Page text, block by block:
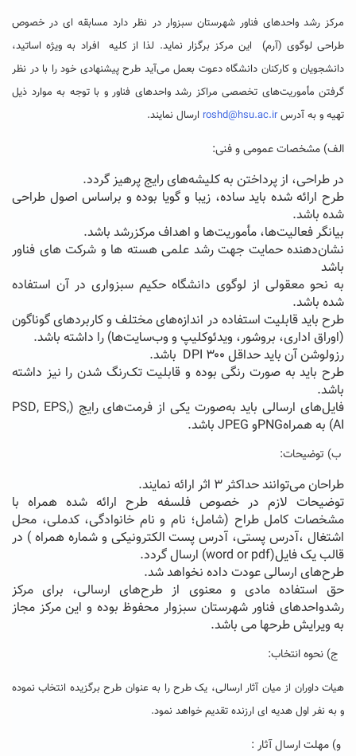
مرکز رشد واحدهای فناور شهرستان سبزوار در نظر دارد مسابقه ای در خصوص
طراحی لوگوی (آرم) این مرکز برگزار نماید. لذا از کلیه افراد به ویژه اساتید،
دانشجویان و کارکنان دانشگاه دعوت بعمل می‌آید طرح پیشنهادی خود را با در نظر
گرفتن مأموریت‌های تخصصی مراکز رشد واحدهای فناور و با توجه به موارد ذیل
تهیه و به آدرسroshd@hsu.ac.ir ارسال نمایند.
الف) مشخصات عمومی و فنی:
در طراحی، از پرداختن به کلیشه‌های رایج پرهیز گردد.
طرح ارائه شده باید ساده، زیبا و گویا بوده و براساس اصول طراحی
شده باشد.
بیانگر فعالیت‌ها، مأموریت‌ها و اهداف مرکزرشد باشد.
نشان‌دهنده حمایت جهت رشد علمی هسته ها و شرکت های فناور
باشد
به نحو معقولی از لوگوی دانشگاه حکیم سبزواری در آن استفاده
شده باشد.
طرح باید قابلیت استفاده در اندازه‌های مختلف و کاربردهای گوناگون
(اوراق اداری، بروشور، ویدئوکلیپ و وب‌سایت‌ها) را داشته باشد.
رزولوشن آن باید حداقل DPI ۳۰۰ باشد.
طرح باید به صورت رنگی بوده و قابلیت تک‌رنگ شدن را نیز داشته
باشد.
فایل‌های ارسالی باید به‌صورت یکی از فرمت‌های رایج (PSD, EPS,
AI) به همراهPNGو JPEG باشد.
ب) توضیحات:
طراحان می‌توانند حداکثر ۳ اثر ارائه نمایند.
توضیحات لازم در خصوص فلسفه طرح ارائه شده همراه با
مشخصات کامل طراح (شامل؛ نام و نام خانوادگی، کدملی، محل
اشتغال ،آدرس پستی، آدرس پست الکترونیکی و شماره همراه ) در
قالب یک فایل(word or pdf) ارسال گردد.
طرح‌های ارسالی عودت داده نخواهد ‌شد.
حق استفاده مادی و معنوی از طرح‌های ارسالی، برای مرکز
رشدواحدهای فناور شهرستان سبزوار محفوظ بوده و این مرکز مجاز
به ویرایش طرحها می باشد.
ج) نحوه انتخاب:
هیات داوران از میان آثار ارسالی، یک طرح را به عنوان طرح برگزیده انتخاب نموده
و به نفر اول هدیه ای ارزنده تقدیم خواهد نمود.
و) مهلت ارسالآثار :